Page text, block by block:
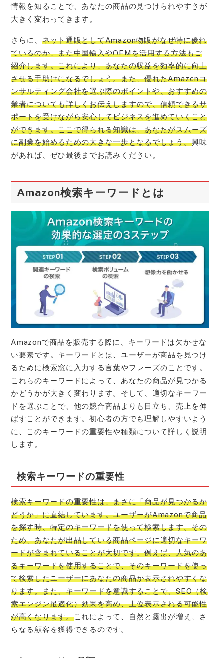
情報を知ることで、あなたの商品の見つけられやすさが
大きく変わってきます。
さらに、ネット通販としてAmazon物販がなぜ特に優れ
ているのか、また中国輸入やOEMを活用する方法もご
紹介します。これにより、あなたの収益を効率的に向上
させる手助けになるでしょう。また、優れたAmazonコ
ンサルティング会社を選ぶ際のポイントや、おすすめの
業者についても詳しくお伝えしますので、信頼できるサ
ポートを受けながら安心してビジネスを進めていくこと
ができます。ここで得られる知識は、あなたがスムーズ
に副業を始めるための大きな一歩となるでしょう。興味
があれば、ぜひ最後までお読みください。
Amazon検索キーワードとは
Amazonで商品を販売する際に、キーワードは欠かせな
い要素です。キーワードとは、ユーザーが商品を見つけ
るために検索窓に入力する言葉やフレーズのことです。
これらのキーワードによって、あなたの商品が見つかる
かどうかが大きく変わります。そして、適切なキーワー
ドを選ぶことで、他の競合商品よりも目立ち、売上を伸
ばすことができます。初心者の方でも理解しやすいよう
に、このキーワードの重要性や種類について詳しく説明
します。
検索キーワードの重要性
検索キーワードの重要性は、まさに「商品が見つかるか
どうか」に直結しています。ユーザーがAmazonで商品
を探す時、特定のキーワードを使って検索します。その
ため、あなたが出品している商品ページに適切なキーワ
ードが含まれていることが大切です。例えば、人気のあ
るキーワードを使用することで、そのキーワードを使っ
て検索したユーザーにあなたの商品が表示されやすくな
ります。また、キーワードを意識することで、SEO（検
索エンジン最適化）効果を高め、上位表示される可能性
が高くなります。これによって、自然と露出が増え、さ
らなる顧客を獲得できるのです。